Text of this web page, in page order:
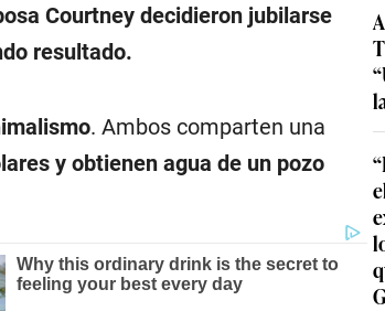
Courtney decidieron jubilarse
resultado.
. Ambos comparten una
y obtienen agua de un pozo